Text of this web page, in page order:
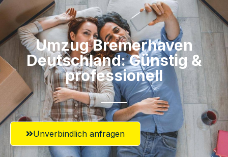
Umzug Bremerhaven​
Deutschland: Günstig &
professionell​
Unverbindlich anfragen